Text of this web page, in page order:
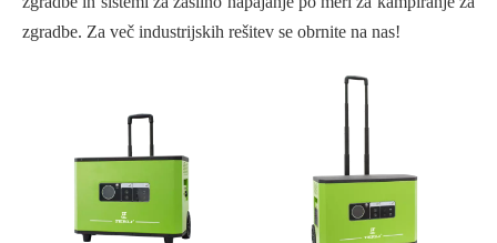
zgradbe. Za več industrijskih rešitev se obrnite na nas!